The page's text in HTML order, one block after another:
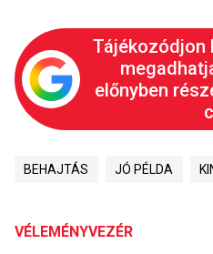
előnyben
BEHAJTÁS JÓ PÉLDA
VÉLEMÉNYVEZÉR